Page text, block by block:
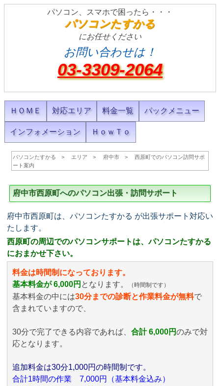
パソコン、スマホで困ったら・・・
パソコンたすかる
にお任せください
お問い合わせは！
03-3309-2064
ＨＯＭＥ 対応エリア 料金一覧 パックメニュー
インフォメーション ＨｏｗＴｏ
パソコンたすかる エリア 府中市
西原町でのパソコン訪問サポ
ート案内
府中市西原町へのパソコン出張・訪問サポート
府中市西原町は、パソコンたすかる が出張サポート対応い
たします。
西原町の周辺でのパソコンサポートは、パソコンたすかる
におまかせ下さい。
料金は時間制になっております。
基本料金が 6,000円 となります。 （時間制です）
基本料金の中には30分までの診断と作業料金が無料で
含まれていますので、
30分で完了できる内容であれば、 合計 6,000円のみで対
応となります。
追加料金は30分1,000円の時間制です。
合計1時間の作業 7,000円（基本料金込み）